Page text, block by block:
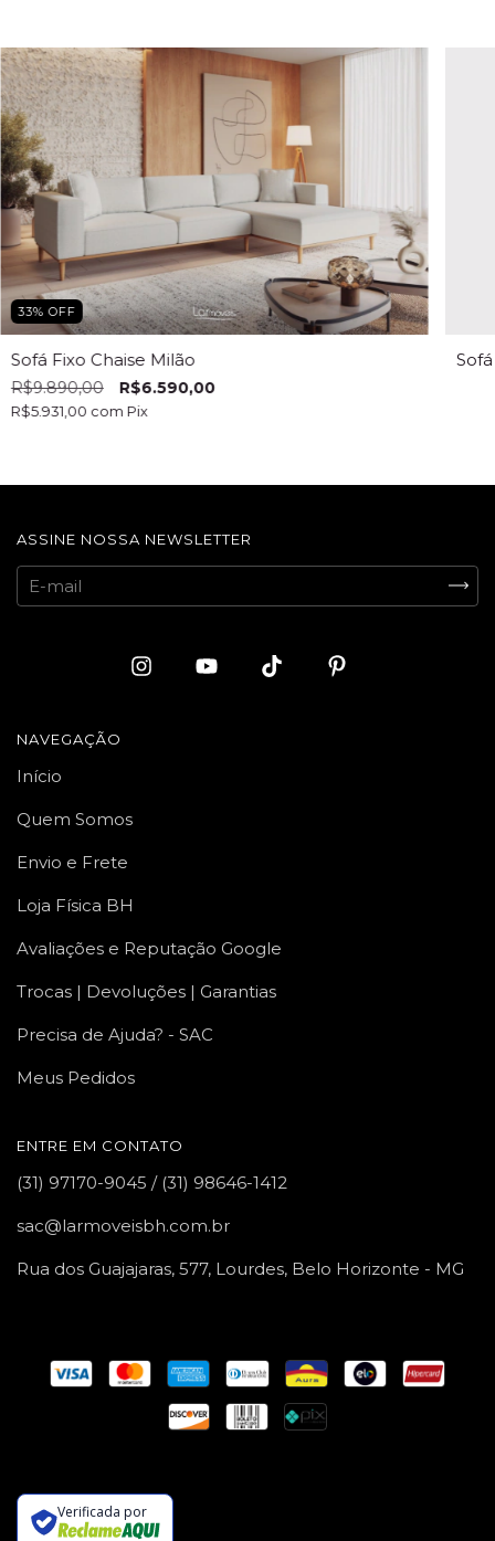
33%OFF
Sofá Fixo Chaise Milão
R$9.890,00 R$6.590,00
R$5.931,00 com Pix
ASSINE NOSSA NEWSLETTER
NAVEGAÇÃO
Início
Quem Somos
Envio e Frete
Loja Física BH
Avaliações e Reputação Google
Trocas | Devoluções | Garantias
Precisa de Ajuda? - SAC
Meus Pedidos
ENTRE EM CONTATO
(31) 97170-9045 / (31) 98646-1412
sac@larmoveisbh.com.br
Rua dos Guajajaras, 577, Lourdes, Belo Horizonte - MG
Verificada por